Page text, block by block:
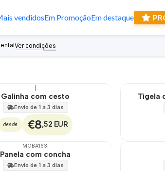
vendidosEm PromoçãoEm destaque
Ver condiçõesDiversos -
Galinha com cesto
Envio de 1 a 3 dias
desde €8 ,52 EUR
🇵🇹Tigela
MOBA163
Panela com concha
Envio de 1 a 3 dias